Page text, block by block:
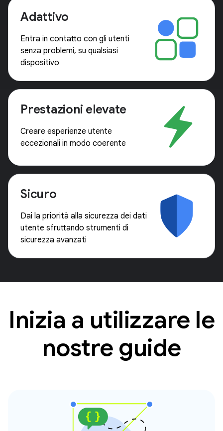
Adattivo
Entra in contatto con gli utenti
senza problemi, su qualsiasi
dispositivo
Prestazioni elevate
Creare esperienze utente
eccezionali in modo coerente
Sicuro
Dai la priorità alla sicurezza dei dati
utente sfruttando strumenti di
sicurezza avanzati
Inizia a utilizzare le
nostre guide